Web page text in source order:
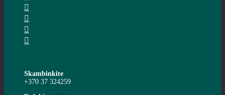
Skambinkite
+370 37 324259